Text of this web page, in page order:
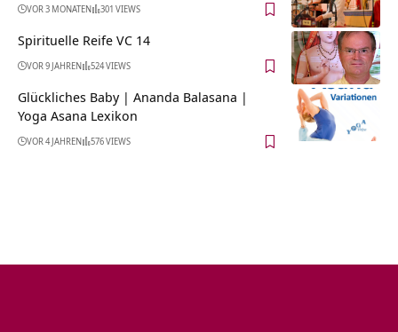
VOR 3 MONATEN 301 VIEWS
Spirituelle Reife VC 14
VOR 9 JAHREN 524 VIEWS
Glückliches Baby | Ananda Balasana |
Yoga Asana Lexikon
VOR 4 JAHREN 576 VIEWS